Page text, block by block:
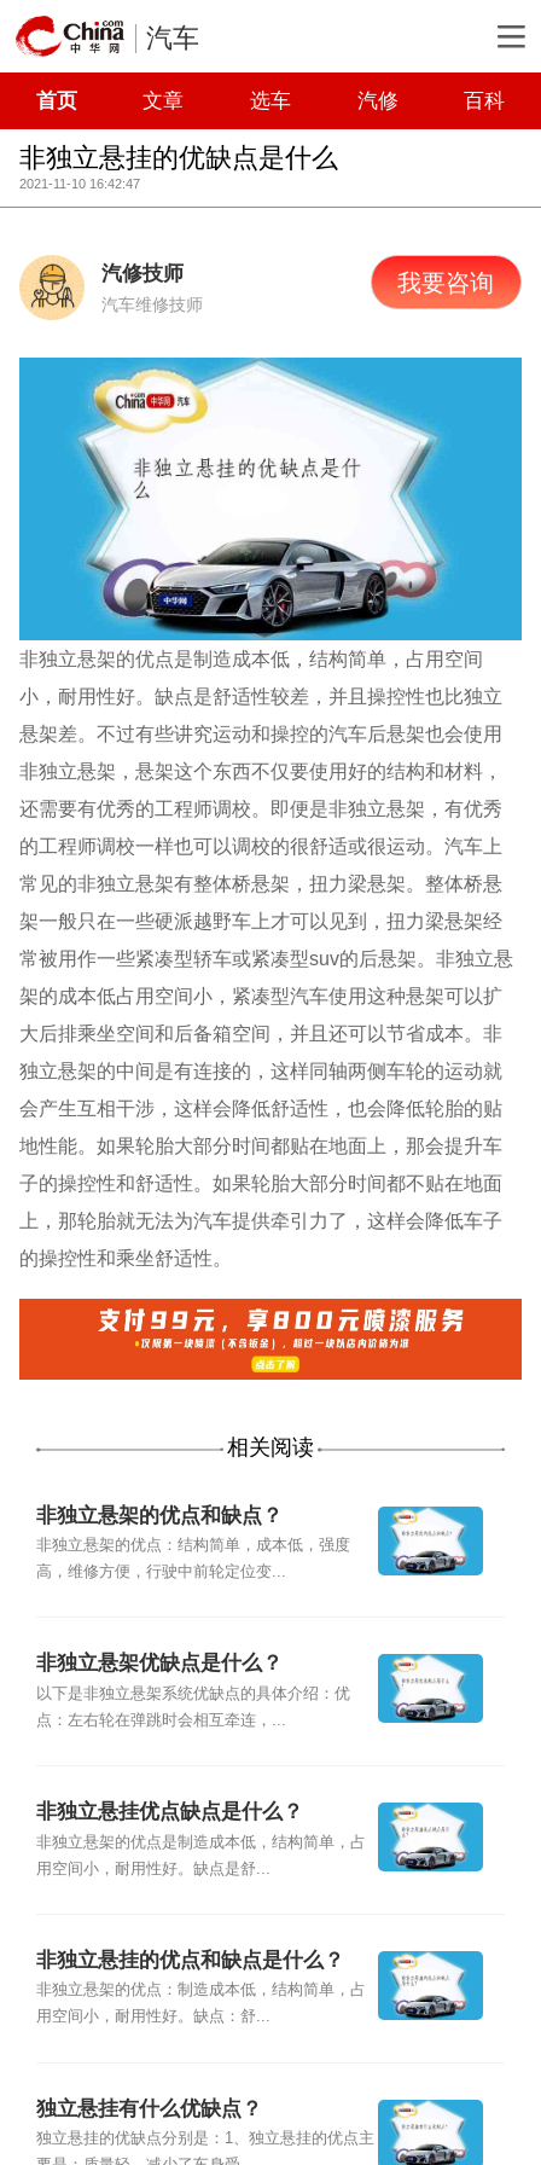
汽车
首页 文章 选车 汽修 百科
非独立悬挂的优缺点是什么
2021-11-10 16:42:47
汽修技师
汽车维修技师
我要咨询
非独立悬架的优点是制造成本低，结构简单，占用空间
小，耐用性好。缺点是舒适性较差，并且操控性也比独立
悬架差。不过有些讲究运动和操控的汽车后悬架也会使用
非独立悬架，悬架这个东西不仅要使用好的结构和材料，
还需要有优秀的工程师调校。即便是非独立悬架，有优秀
的工程师调校一样也可以调校的很舒适或很运动。汽车上
常见的非独立悬架有整体桥悬架，扭力梁悬架。整体桥悬
架一般只在一些硬派越野车上才可以见到，扭力梁悬架经
常被用作一些紧凑型轿车或紧凑型suv的后悬架。非独立悬
架的成本低占用空间小，紧凑型汽车使用这种悬架可以扩
大后排乘坐空间和后备箱空间，并且还可以节省成本。非
独立悬架的中间是有连接的，这样同轴两侧车轮的运动就
会产生互相干涉，这样会降低舒适性，也会降低轮胎的贴
地性能。如果轮胎大部分时间都贴在地面上，那会提升车
子的操控性和舒适性。如果轮胎大部分时间都不贴在地面
上，那轮胎就无法为汽车提供牵引力了，这样会降低车子
的操控性和乘坐舒适性。
相关阅读
非独立悬架的优点和缺点？
非独立悬架的优点：结构简单，成本低，强度
高，维修方便，行驶中前轮定位变...
非独立悬架优缺点是什么？
以下是非独立悬架系统优缺点的具体介绍：优
点：左右轮在弹跳时会相互牵连，...
非独立悬挂优点缺点是什么？
非独立悬架的优点是制造成本低，结构简单，占
用空间小，耐用性好。缺点是舒...
非独立悬挂的优点和缺点是什么？
非独立悬架的优点：制造成本低，结构简单，占
用空间小，耐用性好。缺点：舒...
独立悬挂有什么优缺点？
独立悬挂的优缺点分别是：1、独立悬挂的优点主